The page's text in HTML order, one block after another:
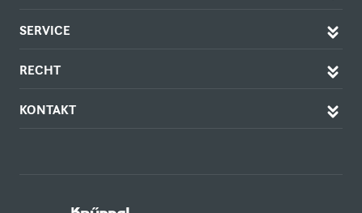
SERVICE
RECHT
KONTAKT